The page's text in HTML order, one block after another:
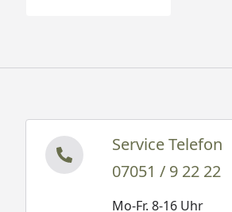
Service Telefon
07051 / 9 22 22
Mo-Fr. 8-16 Uhr